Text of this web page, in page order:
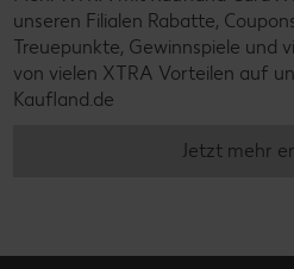
unseren Filialen Rabatte,
Treuepunkte, Gewinnspiele und
von vielen XTRA Vorteilen auf
Kaufland.de
Jetzt mehr